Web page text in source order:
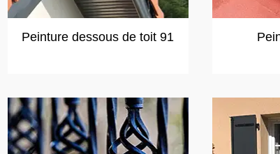
Peinture dessous de toit 91